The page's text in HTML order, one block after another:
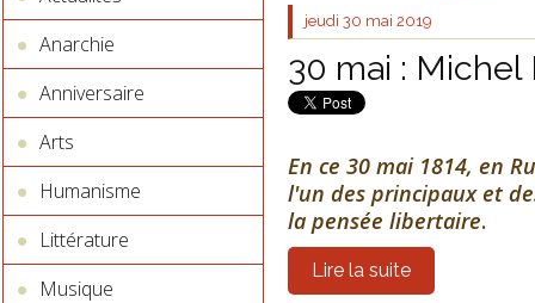
Anarchie
Anniversaire
Arts
Humanisme
Littérature
Musique
jeudi 30 mai 2019
30 mai : Michel
En ce 30 mai 1814, en
l'un des principaux et
la pensée libertaire.
Lire la suite